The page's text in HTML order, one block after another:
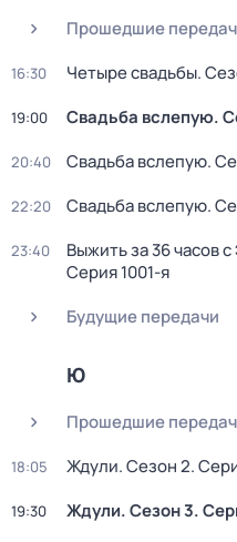
Прошедшие
16:30 Четыре свадьбы.
19:00 Свадьба вслепую.
20:40 Свадьба вслепую.
22:20 Свадьба вслепую.
23:40 Выжить за 36 часов
Серия 1001-я
Будущие передачи
Ю
Прошедшие
18:05 Ждули. Сезон 2.
19:30 Ждули. Сезон 3.